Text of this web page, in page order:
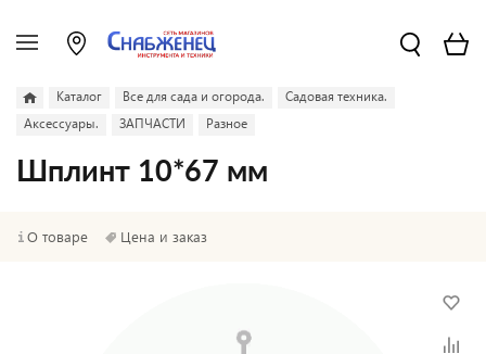
Каталог Все для сада и огорода.
Садовая техника.
Аксессуары.
ЗАПЧАСТИ Разное
Шплинт 10*67 мм
О товаре Цена и заказ